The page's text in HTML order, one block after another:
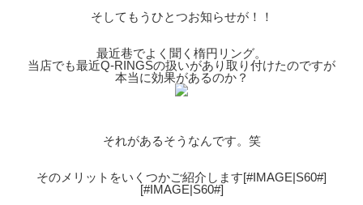
そしてもうひとつお知らせが！！
最近巷でよく聞く楕円リング。
当店でも最近Q-RINGSの扱いがあり取り付けたのですが
本当に効果があるのか？
それがあるそうなんです。笑
そのメリットをいくつかご紹介します[#IMAGE|S60#]
[#IMAGE|S60#]